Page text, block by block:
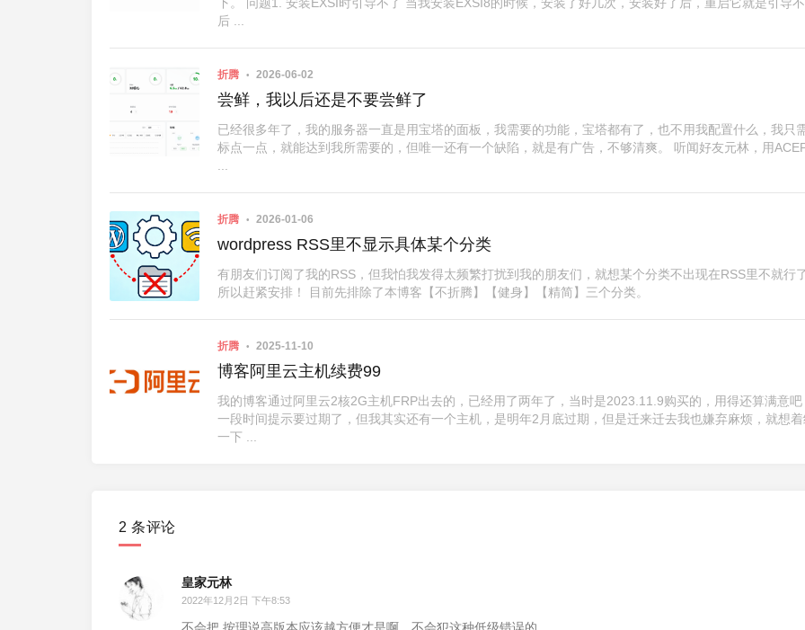
后 ...
折腾 2026-06-02
尝鲜，我以后还是不要尝鲜了
已经很多年了，我的服务器一直是用宝塔的面板，我需要的功能，宝塔都有了，也不用我配置什么，我只
标点一点，就能达到我所需要的，但唯一还有一个缺陷，就是有广告，不够清爽。 听闻好友元林，用
折腾 2026-01-06
wordpress RSS里不显示具体某个分类
有朋友们订阅了我的RSS，但我怕我发得太频繁打扰到我的朋友们，就想某个分类不出现在RSS里不就行
所以赶紧安排！ 目前先排除了本博客【不折腾】【健身】【精简】三个分类。
折腾 2025-11-10
博客阿里云主机续费99
我的博客通过阿里云2核2G主机FRP出去的，已经用了两年了，当时是2023.11.9购买的，用得还算满意吧
一段时间提示要过期了，但我其实还有一个主机，是明年2月底过期，但是迁来迁去我也嫌弃麻烦，就想
一下 ...
2 条评论
皇家元林
2022年12月2日 下午8:53